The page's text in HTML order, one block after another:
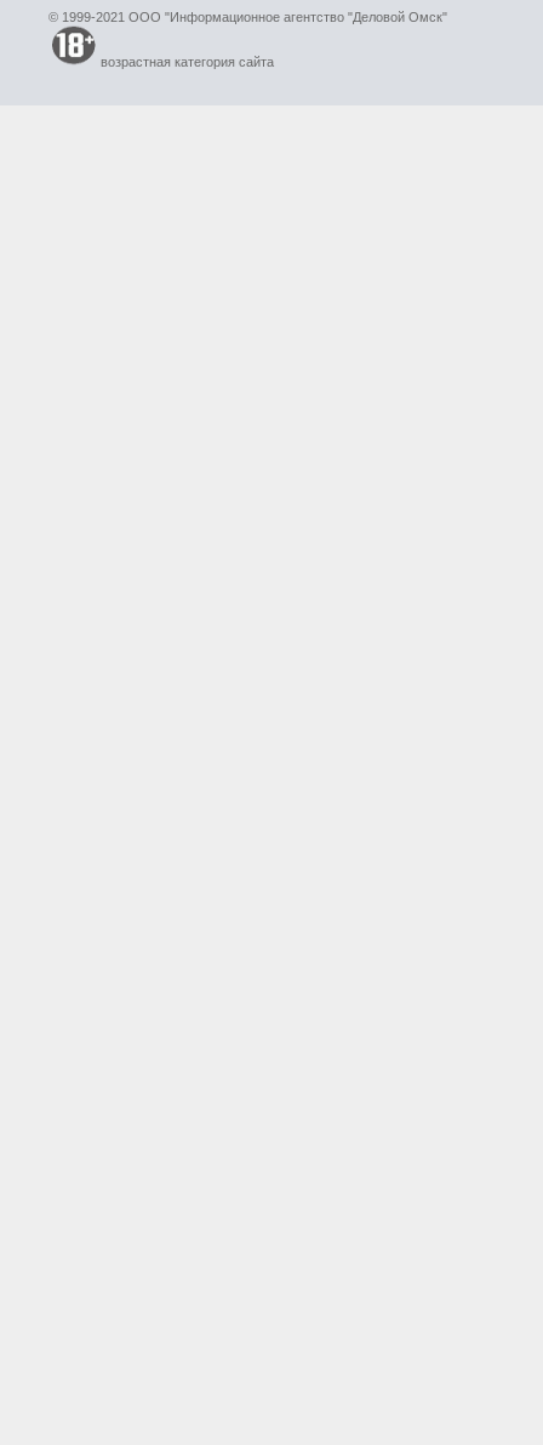
© 1999-2021 ООО "Информационное агентство "Деловой Омск"
возрастная категория сайта